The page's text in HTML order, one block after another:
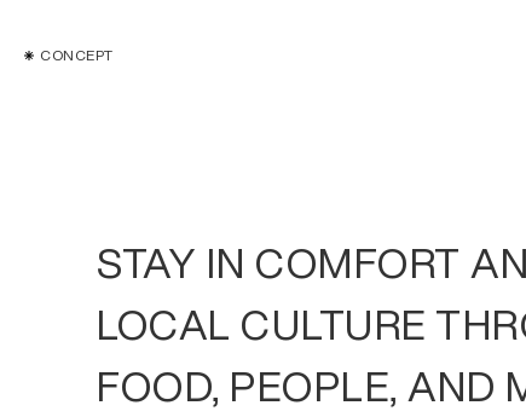
CONCEPT
STAY IN COMFORT
LOCAL CULTURE
FOOD, PEOPLE, AND